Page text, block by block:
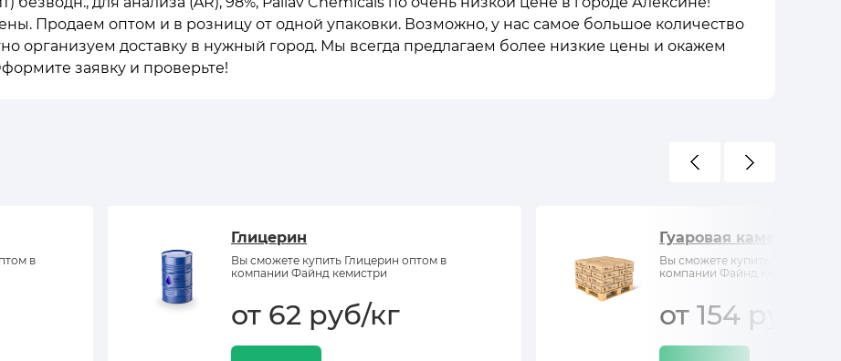
Продаем оптом и в розницу от одной упаковки. Возможно, у нас самое большое количество
организуем доставку в нужный город. Мы всегда предлагаем более низкие цены и окажем
заявку и проверьте!
в
Глицерин
Вы сможете купить Глицерин оптом в
компании Файнд кемистри
от 62 руб/кг
Гуаровая камедь
Вы сможете купить Гуаровая
компании Файнд кемистри
от 154 руб/кг